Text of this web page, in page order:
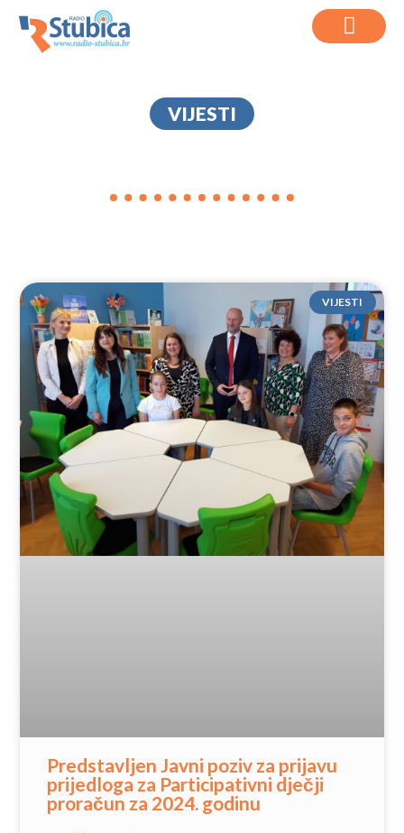
VIJESTI
VIJESTI
Predstavljen Javni poziv za prijavu
prijedloga za Participativni dječji
proračun za 2024. godinu